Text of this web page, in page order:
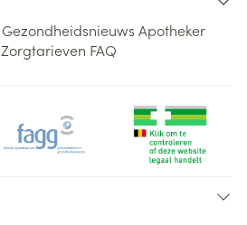
Gezondheidsnieuws Apotheker
Zorgtarieven FAQ